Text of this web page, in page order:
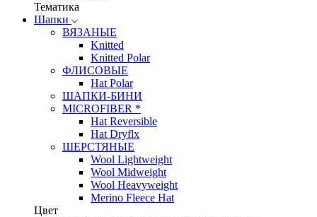
Тематика
Шапки
ВЯЗАНЫЕ
Knitted
Knitted Polar
ФЛИСОВЫЕ
Hat Polar
ШАПКИ-БИНИ
MICROFIBER *
Hat Reversible
Hat Dryflx
ШЕРСТЯНЫЕ
Wool Lightweight
Wool Midweight
Wool Heavyweight
Merino Fleece Hat
Цвет